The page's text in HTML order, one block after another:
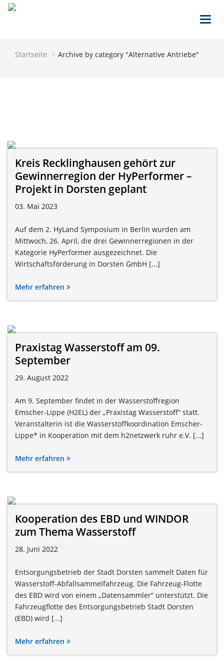
Startseite Archive by category "Alternative Antriebe"
Kreis Recklinghausen gehört zur
Gewinnerregion der HyPerformer –
Projekt in Dorsten geplant
03. Mai 2023
Auf dem 2. HyLand Symposium in Berlin wurden am
Mittwoch, 26. April, die drei Gewinnerregionen in der
Kategorie HyPerformer ausgezeichnet. Die
Wirtschaftsförderung in Dorsten GmbH [...]
Mehr erfahren
Praxistag Wasserstoff am 09.
September
29. August 2022
Am 9. September findet in der Wasserstoffregion
Emscher-Lippe (H2EL) der „Praxistag Wasserstoff“ statt.
Veranstalterin ist die Wasserstoffkoordination Emscher-
Lippe* in Kooperation mit dem h2netzwerk ruhr e.V. [...]
Mehr erfahren
Kooperation des EBD und WINDOR
zum Thema Wasserstoff
28. Juni 2022
Entsorgungsbetrieb der Stadt Dorsten sammelt Daten für
Wasserstoff-Abfallsammelfahrzeug. Die Fahrzeug-Flotte
des EBD wird von einem „Datensammler“ unterstützt. Die
Fahrzeugflotte des Entsorgungsbetrieb Stadt Dorsten
(EBD) wird [...]
Mehr erfahren